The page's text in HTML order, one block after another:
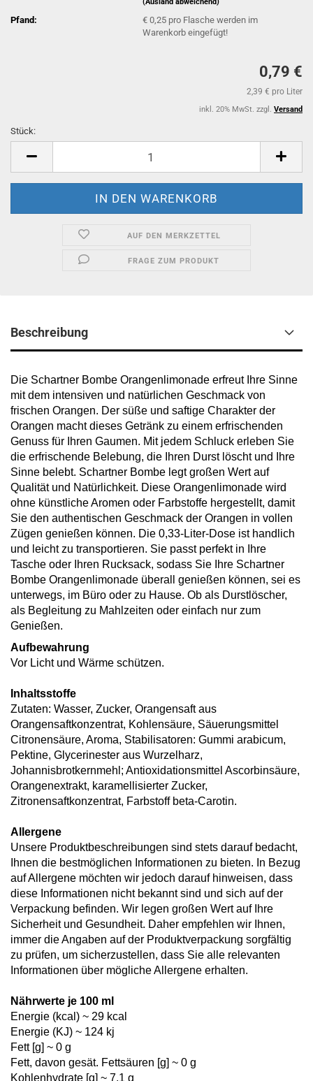
Pfand:
€ 0,25 pro Flasche werden im
Warenkorb eingefügt!
0,79 €
2,39 € pro Liter
inkl. 20% MwSt. zzgl. Versand
Stück:
AUF DEN MERKZETTEL
FRAGE ZUM PRODUKT
Beschreibung
Die Schartner Bombe Orangenlimonade erfreut Ihre Sinne
mit dem intensiven und natürlichen Geschmack von
frischen Orangen. Der süße und saftige Charakter der
Orangen macht dieses Getränk zu einem erfrischenden
Genuss für Ihren Gaumen. Mit jedem Schluck erleben Sie
die erfrischende Belebung, die Ihren Durst löscht und Ihre
Sinne belebt. Schartner Bombe legt großen Wert auf
Qualität und Natürlichkeit. Diese Orangenlimonade wird
ohne künstliche Aromen oder Farbstoffe hergestellt, damit
Sie den authentischen Geschmack der Orangen in vollen
Zügen genießen können. Die 0,33-Liter-Dose ist handlich
und leicht zu transportieren. Sie passt perfekt in Ihre
Tasche oder Ihren Rucksack, sodass Sie Ihre Schartner
Bombe Orangenlimonade überall genießen können, sei es
unterwegs, im Büro oder zu Hause. Ob als Durstlöscher,
als Begleitung zu Mahlzeiten oder einfach nur zum
Genießen.
Aufbewahrung
Vor Licht und Wärme schützen.
Inhaltsstoffe
Zutaten: Wasser, Zucker, Orangensaft aus
Orangensaftkonzentrat, Kohlensäure, Säuerungsmittel
Citronensäure, Aroma, Stabilisatoren: Gummi arabicum,
Pektine, Glycerinester aus Wurzelharz,
Johannisbrotkernmehl; Antioxidationsmittel Ascorbinsäure,
Orangenextrakt, karamellisierter Zucker,
Zitronensaftkonzentrat, Farbstoff beta-Carotin.
Allergene
Unsere Produktbeschreibungen sind stets darauf bedacht,
Ihnen die bestmöglichen Informationen zu bieten. In Bezug
auf Allergene möchten wir jedoch darauf hinweisen, dass
diese Informationen nicht bekannt sind und sich auf der
Verpackung befinden. Wir legen großen Wert auf Ihre
Sicherheit und Gesundheit. Daher empfehlen wir Ihnen,
immer die Angaben auf der Produktverpackung sorgfältig
zu prüfen, um sicherzustellen, dass Sie alle relevanten
Informationen über mögliche Allergene erhalten.
Nährwerte je 100 ml
Energie (kcal) ~ 29 kcal
Energie (KJ) ~ 124 kj
Fett [g] ~ 0 g
Fett, davon gesät. Fettsäuren [g] ~ 0 g
Kohlenhydrate [g] ~ 7,1 g